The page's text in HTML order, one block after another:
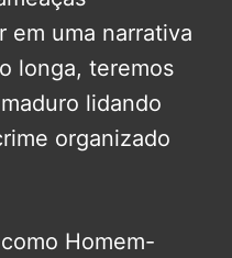
em uma narrativa
longa, teremos
lidando
organizado
como Homem-